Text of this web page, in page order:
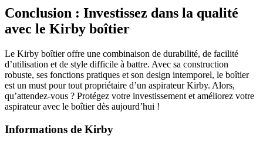
Conclusion : Investissez dans la qualité
avec le Kirby boîtier
Le Kirby boîtier offre une combinaison de durabilité, de facilité
d’utilisation et de style difficile à battre. Avec sa construction
robuste, ses fonctions pratiques et son design intemporel, le boîtier
est un must pour tout propriétaire d’un aspirateur Kirby. Alors,
qu’attendez-vous ? Protégez votre investissement et améliorez votre
aspirateur avec le boîtier dès aujourd’hui !
Informations de Kirby